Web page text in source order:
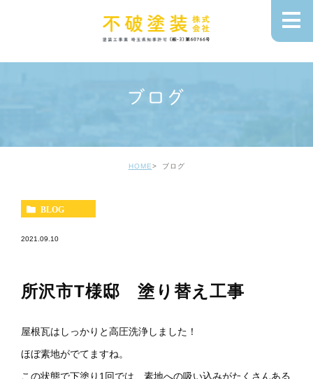
ブログ
HOME ブログ
BLOG
2021.09.10
所沢市T様邸 塗り替え工事
屋根瓦はしっかりと高圧洗浄しました！
ほぼ素地がでてますね。
この状態で下塗り1回では、素地への吸い込みがたくさんある